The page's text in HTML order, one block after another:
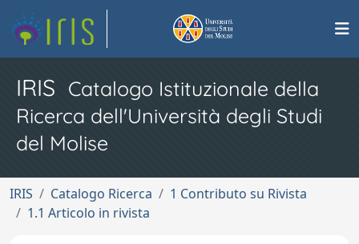
IRIS Catalogo Istituzionale della
Ricerca dell'Università degli Studi
del Molise
IRIS Catalogo Ricerca
1 Contributo su Rivista
1.1 Articolo in rivista